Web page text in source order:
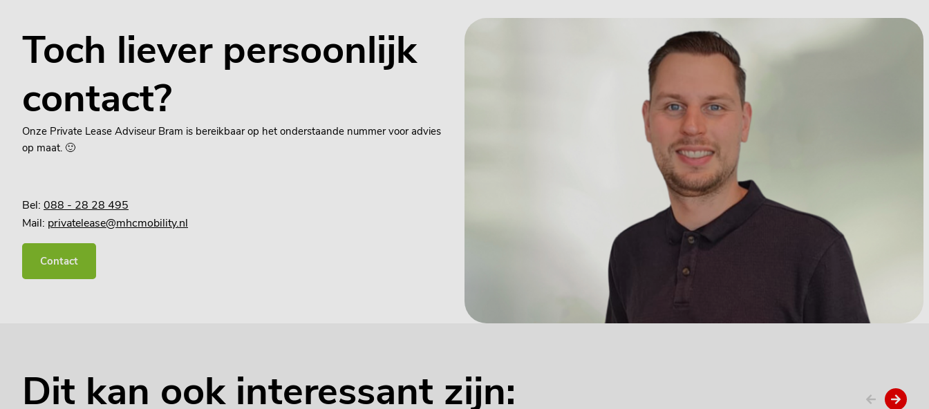
Toch liever persoonlijk
contact?
Onze Private Lease Adviseur Bram is bereikbaar op het onderstaande nummer voor advies
op maat. 🙂
Bel: 088 - 28 28 495
Mail: privatelease@mhcmobility.nl
Contact
Dit kan ook interessant zijn: